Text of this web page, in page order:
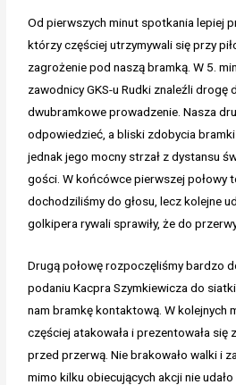
Od pierwszych minut spotkania lepiej
którzy częściej utrzymywali się przy
zagrożenie pod naszą bramką. W 5.
zawodnicy GKS-u Rudki znaleźli drogę
dwubramkowe prowadzenie. Nasza
odpowiedzieć, a bliski zdobycia bramki
jednak jego mocny strzał z dystansu
gości. W końcówce pierwszej połowy
dochodziliśmy do głosu, lecz kolejne
golkipera rywali sprawiły, że do
Drugą połowę rozpoczęliśmy bardzo
podaniu Kacpra Szymkiewicza do
nam bramkę kontaktową. W kolejnych
częściej atakowała i prezentowała się
przed przerwą. Nie brakowało walki i
mimo kilku obiecujących akcji nie